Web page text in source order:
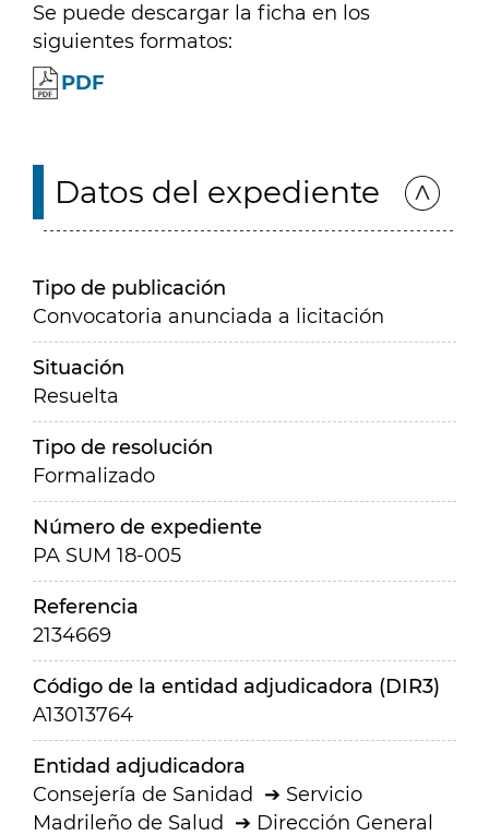
Se puede descargar la ficha en los
siguientes formatos:
PDF
Datos del expediente
Tipo de publicación
Convocatoria anunciada a licitación
Situación
Resuelta
Tipo de resolución
Formalizado
Número de expediente
PA SUM 18-005
Referencia
2134669
Código de la entidad adjudicadora (DIR3)
A13013764
Entidad adjudicadora
Consejería de Sanidad
Servicio
Madrileño de Salud
Dirección General